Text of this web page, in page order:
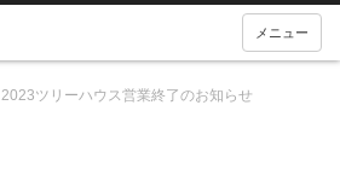
メニュー
2023ツリーハウス営業終了のお知らせ